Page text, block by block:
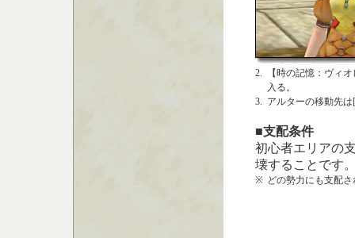
2.
【時の記憶：ヴィ
入る。
3. アルターの移動先は
■支配条件
初心者エリアの
壊することです
※ どの勢力にも支配